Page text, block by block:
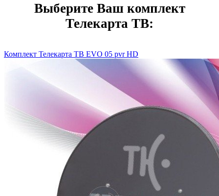
Выберите Ваш комплект
Телекарта ТВ:
Комплект Телекарта ТВ EVO 05 pvr HD